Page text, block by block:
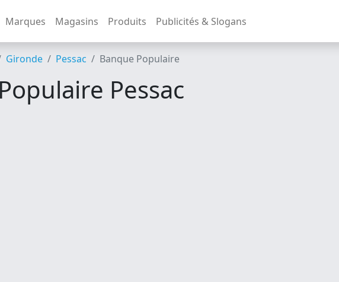
Marques Magasins Produits Publicités & Slogans
Gironde Pessac Banque Populaire
Pessac